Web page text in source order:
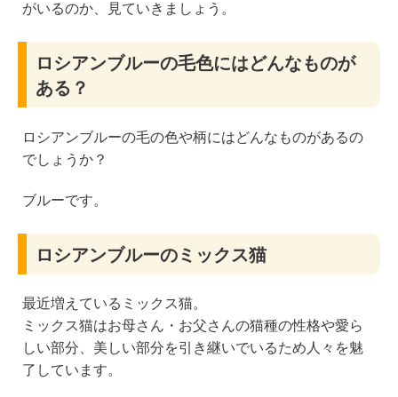
がいるのか、見ていきましょう。
ロシアンブルーの毛色にはどんなものが
ある？
ロシアンブルーの毛の色や柄にはどんなものがあるの
でしょうか？
ブルーです。
ロシアンブルーのミックス猫
最近増えているミックス猫。
ミックス猫はお母さん・お父さんの猫種の性格や愛ら
しい部分、美しい部分を引き継いでいるため人々を魅
了しています。